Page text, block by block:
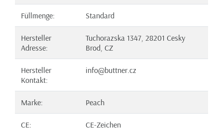
Füllmenge: Standard
Hersteller
Adresse:
Tuchorazska 1347, 28201 Cesky
Brod, CZ
Hersteller
Kontakt:
info@buttner.cz
Marke: Peach
CE: CE-Zeichen